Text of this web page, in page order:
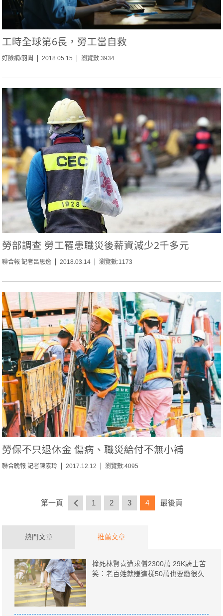
工時全球第6長，勞工當自救
好險網/羽聞 2018.05.15 瀏覽數:3934
勞部調查 勞工罹患職災後薪資減少2千多元
聯合報 記者呂思逸 2018.03.14 瀏覽數:1173
勞保不只退休金 傷病、職災給付不無小補
聯合晚報 記者陳素玲 2017.12.12 瀏覽數:4095
第一頁 1 2 3 4 最後頁
熱門文章 推薦文章
撞死林賢喜遭求償2300萬 29K騎士苦
笑：老百姓就賺這樣50萬也要繳很久